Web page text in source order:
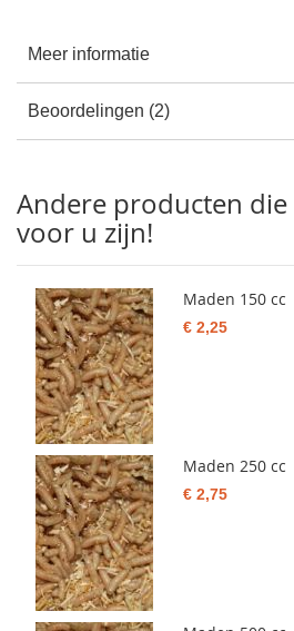
Meer informatie
Beoordelingen 2
Andere producten
voor u zijn!
Maden 150 cc
€ 2,25
Maden 250 cc
€ 2,75